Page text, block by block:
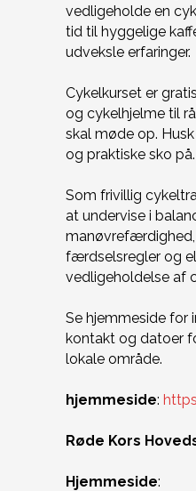
vedligeholde en
tid til hyggelige
udveksle erfaringer.
Cykelkurset er
og cykelhjelme til
skal møde op.
og praktiske sko på.
Som frivillig
at undervise i
manøvrefærdighed,
færdselsregler og
vedligeholdelse af
Se hjemmeside for
kontakt og datoer
lokale område.
hjemmeside:
Røde Kors
Hjemmeside: